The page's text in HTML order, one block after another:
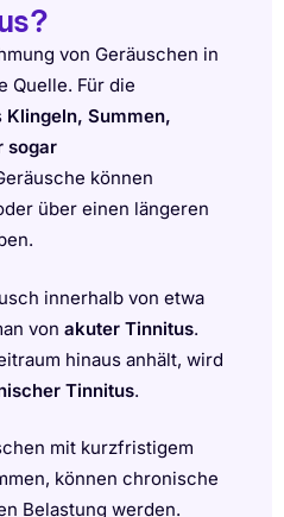
von Geräuschen in
Quelle. Für die
Klingeln, Summen,
sogar
können
über einen längeren
innerhalb von etwa
von akuter Tinnitus.
hinaus anhält, wird
Tinnitus.
mit kurzfristigem
können chronische
Belastung werden.